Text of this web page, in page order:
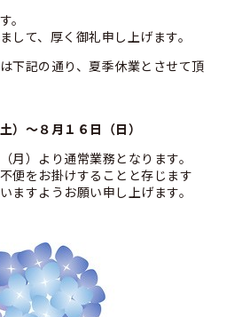
。
して、厚く御礼申し上げます。
下記の通り、夏季休業とさせて頂
）～８月１６日（日）
月）より通常業務となります。
便をお掛けすることと存じます
ますようお願い申し上げます。